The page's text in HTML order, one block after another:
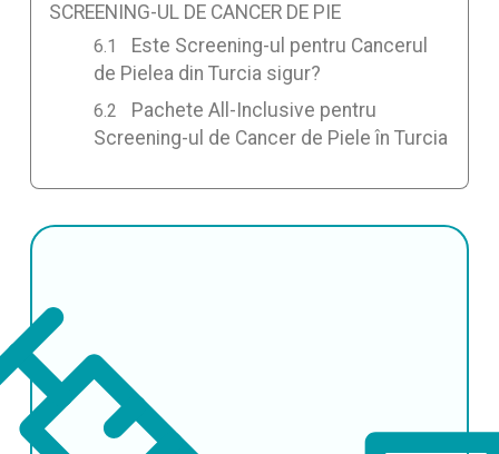
SCREENING-UL DE CANCER DE PIE
Este Screening-ul pentru Cancerul
de Pielea din Turcia sigur?
Pachete All-Inclusive pentru
Screening-ul de Cancer de Piele în Turcia